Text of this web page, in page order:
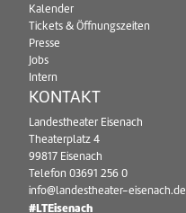
Kalender
Tickets & Öffnungszeiten
Presse
Jobs
Intern
KONTAKT
Landestheater Eisenach
Theaterplatz 4
99817 Eisenach
Telefon 03691 256 0
info@landestheater-eisenach.de
#LTEisenach